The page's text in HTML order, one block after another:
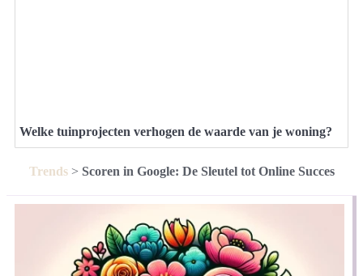
Welke tuinprojecten verhogen de waarde van je woning?
Trends> Scoren in Google: De Sleutel tot Online Succes